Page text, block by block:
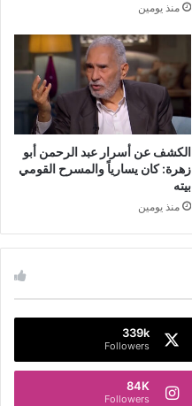
منذ يومين
الكشف عن أسرار عبد الرحمن أبو
زهرة: كان يسارياً والمسرح القومي
بيته
منذ يومين
339k
Followers
84K
Followers